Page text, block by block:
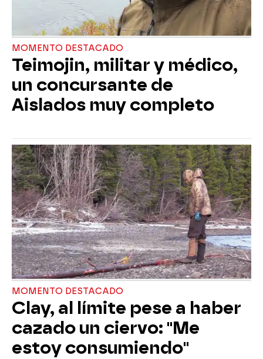
MOMENTO DESTACADO
Teimojin, militar y médico,
un concursante de
Aislados muy completo
MOMENTO DESTACADO
Clay, al límite pese a haber
cazado un ciervo: "Me
estoy consumiendo"